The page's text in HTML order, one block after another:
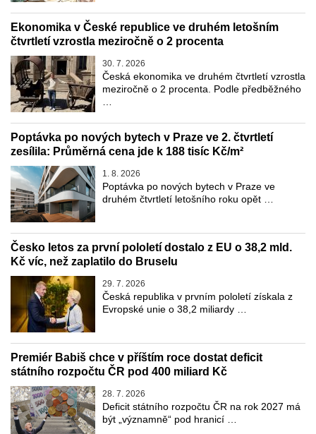
Ekonomika v České republice ve druhém letošním
čtvrtletí vzrostla meziročně o 2 procenta
30. 7. 2026
Česká ekonomika ve druhém čtvrtletí vzrostla
meziročně o 2 procenta. Podle předběžného
Poptávka po nových bytech v Praze ve 2. čtvrtletí
zesílila: Průměrná cena jde k 188 tisíc Kč/m²
1. 8. 2026
Poptávka po nových bytech v Praze ve
druhém čtvrtletí letošního roku opět …
Česko letos za první pololetí dostalo z EU o 38,2 mld.
Kč víc, než zaplatilo do Bruselu
29. 7. 2026
Česká republika v prvním pololetí získala z
Evropské unie o 38,2 miliardy …
Premiér Babiš chce v příštím roce dostat deficit
státního rozpočtu ČR pod 400 miliard Kč
28. 7. 2026
Deficit státního rozpočtu ČR na rok 2027 má
být „významně“ pod hranicí …